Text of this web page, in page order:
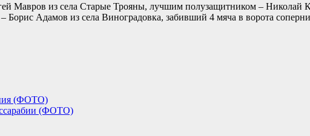
из села Старые Трояны, лучшим полузащитником – Николай
Адамов из села Виноградовка, забивший 4 мяча в ворота
(ФОТО)
(ФОТО)